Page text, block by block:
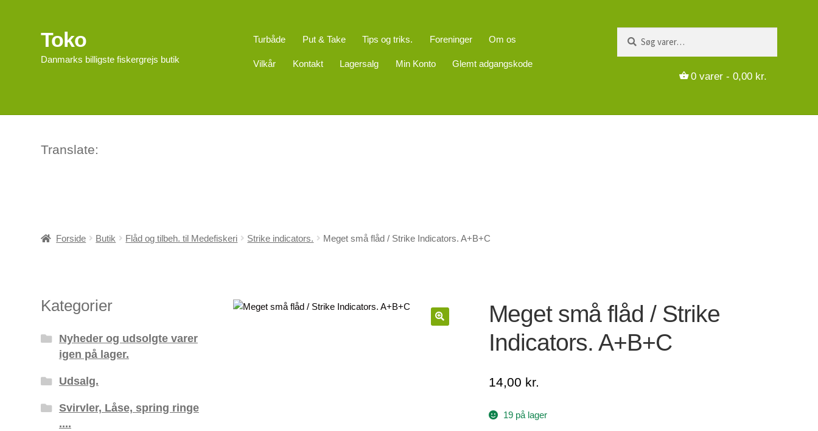
Spring
til
navigation
Spring
til
indhold
Toko
Danmarks billigste fiskergrejs butik
Turbåde Put & Take Tips og triks. Foreninger Om os
Vilkår Kontakt Lagersalg Min Konto Glemt adgangskode
efter:
0varer - 0,00 kr.
Translate:
Forside Butik Flåd og tilbeh. til Medefiskeri Strike indicators. Meget små flåd / Strike Indicators. A+B+C
Meget små flåd / Strike
Indicators. A+B+C
14,00 kr.
19 på lager
Kategorier
Nyheder og udsolgte varer
igen på lager.
Udsalg.
Svirvler, Låse, spring ringe
....